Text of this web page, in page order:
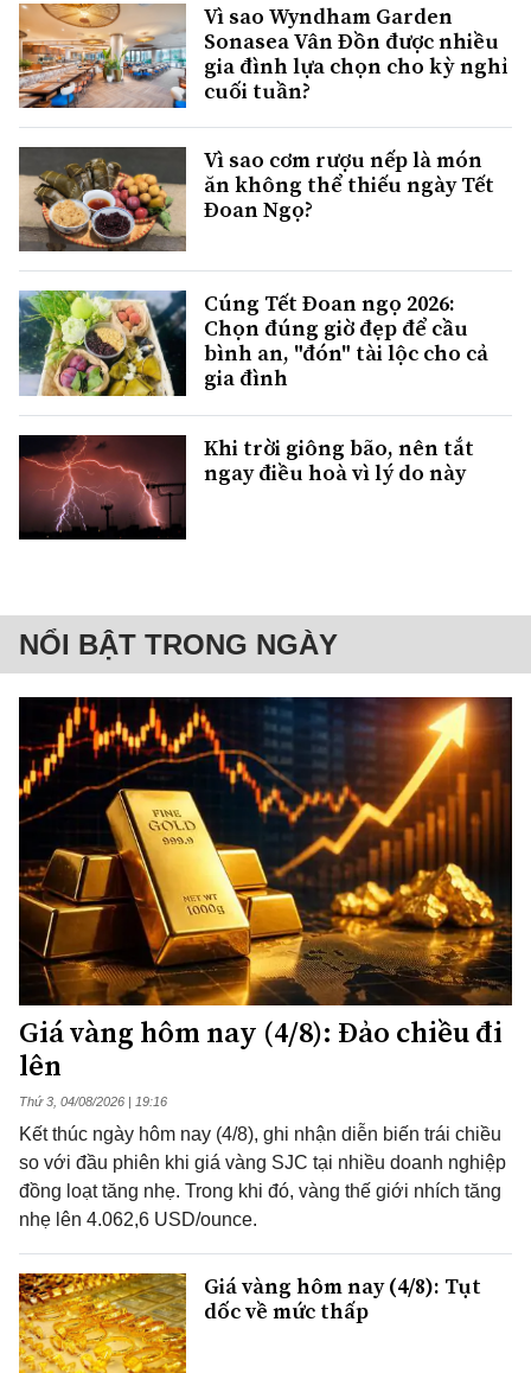
Vì sao Wyndham Garden
Sonasea Vân Đồn được nhiều
gia đình lựa chọn cho kỳ nghỉ
cuối tuần?
Vì sao cơm rượu nếp là món
ăn không thể thiếu ngày Tết
Đoan Ngọ?
Cúng Tết Đoan ngọ 2026:
Chọn đúng giờ đẹp để cầu
bình an, "đón" tài lộc cho cả
gia đình
Khi trời giông bão, nên tắt
ngay điều hoà vì lý do này
NỔI BẬT TRONG NGÀY
Giá vàng hôm nay (4/8): Đảo chiều đi
lên
Thứ 3, 04/08/2026 | 19:16
Kết thúc ngày hôm nay (4/8), ghi nhận diễn biến trái chiều
so với đầu phiên khi giá vàng SJC tại nhiều doanh nghiệp
đồng loạt tăng nhẹ. Trong khi đó, vàng thế giới nhích tăng
nhẹ lên 4.062,6 USD/ounce.
Giá vàng hôm nay (4/8): Tụt
dốc về mức thấp